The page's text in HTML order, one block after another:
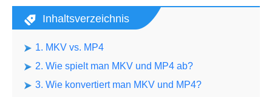
Inhaltsverzeichnis
1. MKV vs. MP4
2. Wie spielt man MKV und MP4 ab?
3. Wie konvertiert man MKV und MP4?